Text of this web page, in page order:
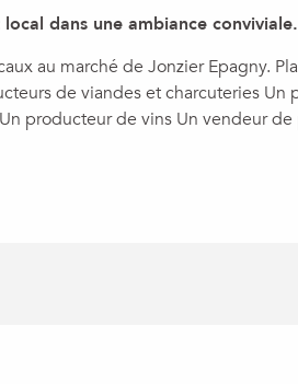
dans une ambiance conviviale.
au marché de Jonzier Epagny.
de viandes et charcuteries Un
producteur de vins Un vendeur